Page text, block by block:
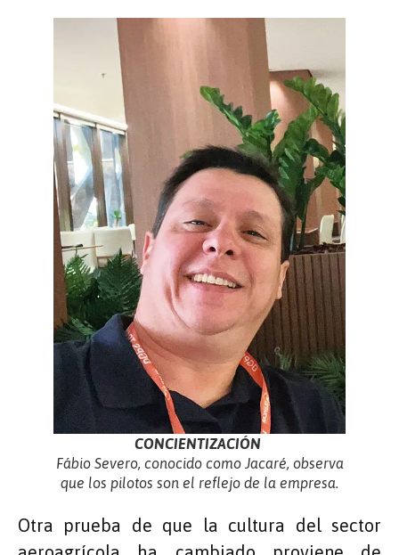
CONCIENTIZACIÓN
Fábio Severo, conocido como Jacaré, observa
que los pilotos son el reflejo de la empresa.
Otra prueba de que la cultura del sector